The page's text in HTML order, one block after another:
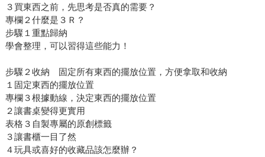
３買東西之前，先思考是否真的需要？
專欄２什麼是３Ｒ？
步驟１重點歸納
學會整理，可以習得這些能力！
步驟２收納 固定所有東西的擺放位置，方便拿取和收納
１固定東西的擺放位置
專欄３根據動線，決定東西的擺放位置
２讓書桌變得更實用
表格３自製專屬的原創標籤
３讓書櫃一目了然
４玩具或喜好的收藏品該怎麼辦？